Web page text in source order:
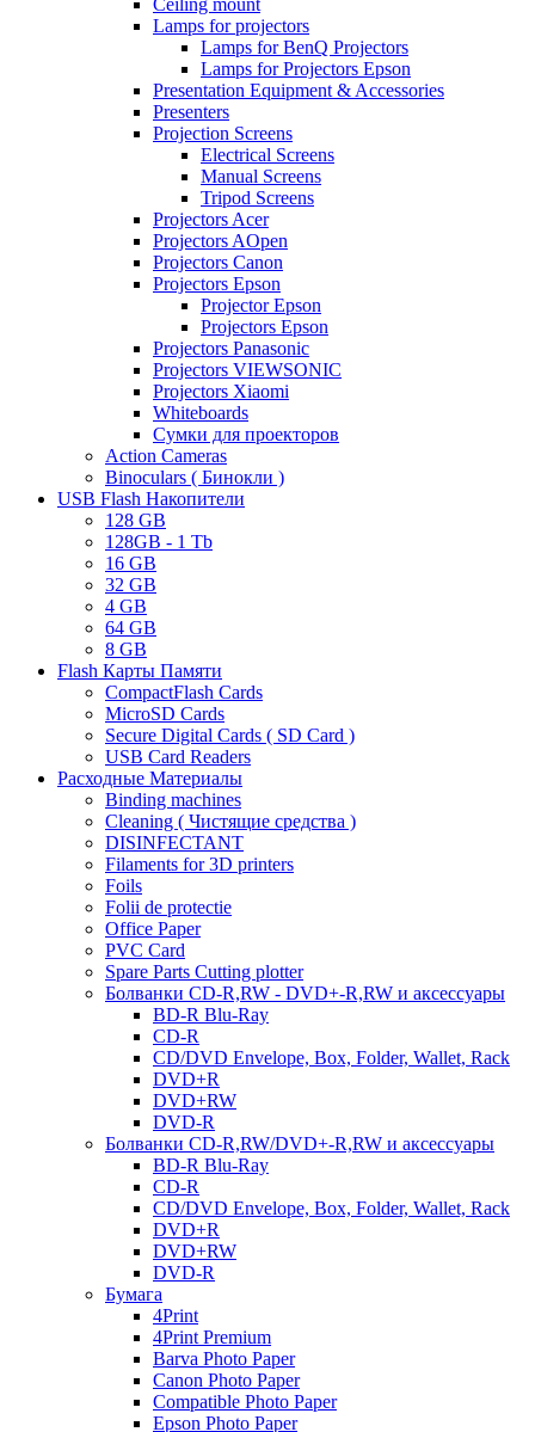
Ceiling mount
Lamps for projectors
Lamps for BenQ Projectors
Lamps for Projectors Epson
Presentation Equipment & Accessories
Presenters
Projection Screens
Electrical Screens
Manual Screens
Tripod Screens
Projectors Acer
Projectors AOpen
Projectors Canon
Projectors Epson
Projector Epson
Projectors Epson
Projectors Panasonic
Projectors VIEWSONIC
Projectors Xiaomi
Whiteboards
Сумки для проекторов
Action Cameras
Binoculars ( Бинокли )
USB Flash Накопители
128 GB
128GB - 1 Tb
16 GB
32 GB
4 GB
64 GB
8 GB
Flash Карты Памяти
CompactFlash Cards
MicroSD Cards
Secure Digital Cards ( SD Card )
USB Card Readers
Расходные Материалы
Binding machines
Cleaning ( Чистящие средства )
DISINFECTANT
Filaments for 3D printers
Foils
Folii de protectie
Office Paper
PVC Card
Spare Parts Cutting plotter
Болванки CD-R,RW - DVD+-R,RW и аксессуары
BD-R Blu-Ray
CD-R
CD/DVD Envelope, Box, Folder, Wallet, Rack
DVD+R
DVD+RW
DVD-R
Болванки CD-R,RW/DVD+-R,RW и аксессуары
BD-R Blu-Ray
CD-R
CD/DVD Envelope, Box, Folder, Wallet, Rack
DVD+R
DVD+RW
DVD-R
Бумага
4Print
4Print Premium
Barva Photo Paper
Canon Photo Paper
Compatible Photo Paper
Epson Photo Paper